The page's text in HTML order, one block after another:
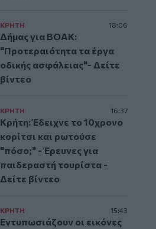
ΚΡΗΤΗ 18:06
Δήμας για ΒΟΑΚ:
"Προτεραιότητα τα έργα
οδικής ασφάλειας"- Δείτε
βίντεο
ΚΡΗΤΗ 16:37
Κρήτη: Έδειχνε το 10χρονο
κορίτσι και ρωτούσε
"πόσο;" - Έρευνες για
παιδεραστή τουρίστα -
Δείτε βίντεο
ΚΡΗΤΗ 15:43
Εντυπωσιάζουν οι εικόνες